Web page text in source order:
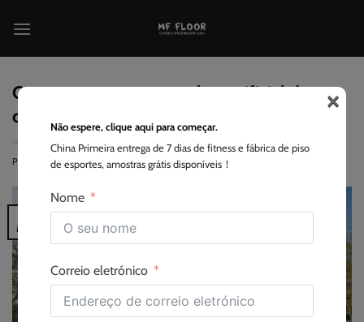
para
Como encontrar uma relva artificial de
confiança?
POSTADO EM2025-03-22<SPAN CLASS="BYEVA
Mar
Não espere, clique aqui para começar.
China Primeira entrega de 7 dias de fitness e fábrica de piso
de esportes, amostras grátis disponíveis！
Nome
Correio eletrónico
×